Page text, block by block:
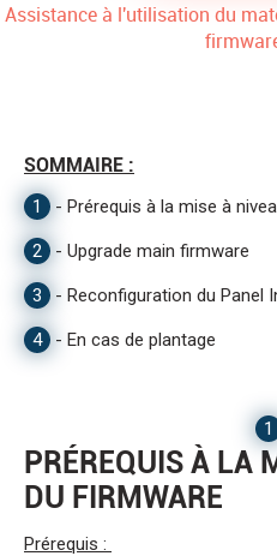
Assistance à l'utilisation du
SOMMAIRE :
1 - Prérequis à la mise à
2 - Upgrade main firmware
3 - Reconfiguration du Panel
4 - En cas de plantage
1
PRÉREQUIS À LA
DU FIRMWARE
Prérequis :